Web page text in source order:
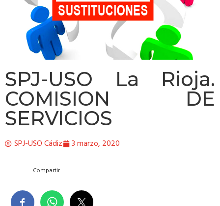
SPJ-USO La Rioja.
COMISION DE
SERVICIOS
SPJ-USO Cádiz 3 marzo, 2020
Compartir….